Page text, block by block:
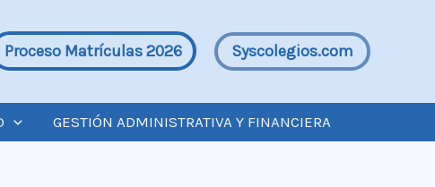
Proceso Matrículas 2026 Syscolegios.com
GESTIÓN ADMINISTRATIVA Y FINANCIERA